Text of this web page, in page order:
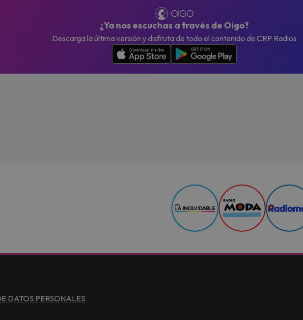
¿Ya nos escuchas a través de Oigo?
Descarga la última versión y disfruta de todo el contenido de CRP Radios
DATOS PERSONALES